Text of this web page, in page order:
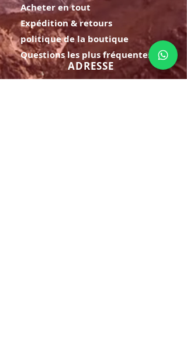
Acheter en tout
Expédition & retours
politique de la boutique
Questions les plus fréquentes
ADRESSE